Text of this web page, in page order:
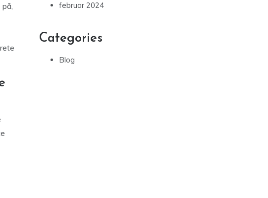
februar 2024
Categories
Blog